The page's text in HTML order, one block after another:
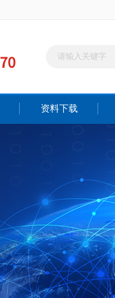
资料下载